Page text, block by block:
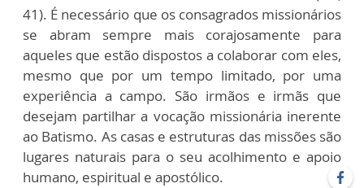
41). É necessário que os consagrados missionários
se abram sempre mais corajosamente para
aqueles que estão dispostos a colaborar com eles,
mesmo que por um tempo limitado, por uma
experiência a campo. São irmãos e irmãs que
desejam partilhar a vocação missionária inerente
ao Batismo. As casas e estruturas das missões são
lugares naturais para o seu acolhimento e apoio
humano, espiritual e apostólico.